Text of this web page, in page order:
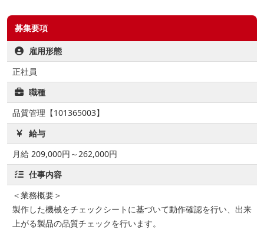
募集要項
雇用形態
正社員
職種
品質管理【101365003】
給与
月給 209,000円～262,000円
仕事内容
＜業務概要＞
製作した機械をチェックシートに基づいて動作確認を行い、出来
上がる製品の品質チェックを行います。